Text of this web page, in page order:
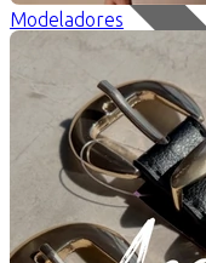
Modeladores